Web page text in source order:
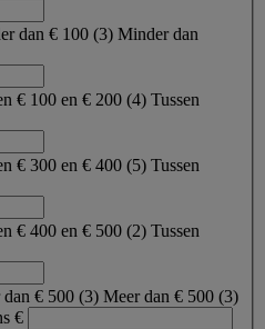
dan € 100 (3) Minder dan
€ 100 en € 200 (4) Tussen
€ 300 en € 400 (5) Tussen
€ 400 en € 500 (2) Tussen
dan € 500 (3) Meer dan € 500 (3)
€